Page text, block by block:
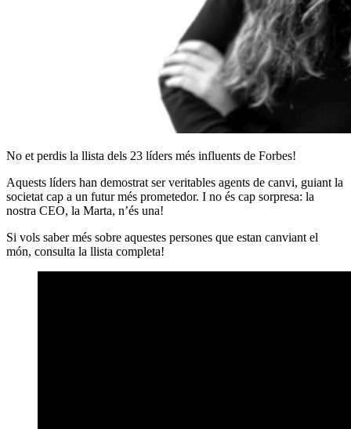
No et perdis la llista dels 23 líders més influents de Forbes!
Aquests líders han demostrat ser veritables agents de canvi, guiant la
societat cap a un futur més prometedor. I no és cap sorpresa: la
nostra CEO, la Marta, n’és una!
Si vols saber més sobre aquestes persones que estan canviant el
món, consulta la llista completa!